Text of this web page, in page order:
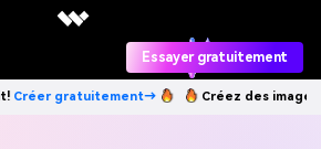
Essayer gratuitement
IA à l’infini. 100 % gratuit!Créer